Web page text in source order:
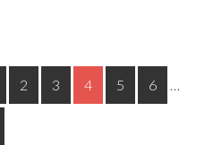
2 3 4 5 6 …